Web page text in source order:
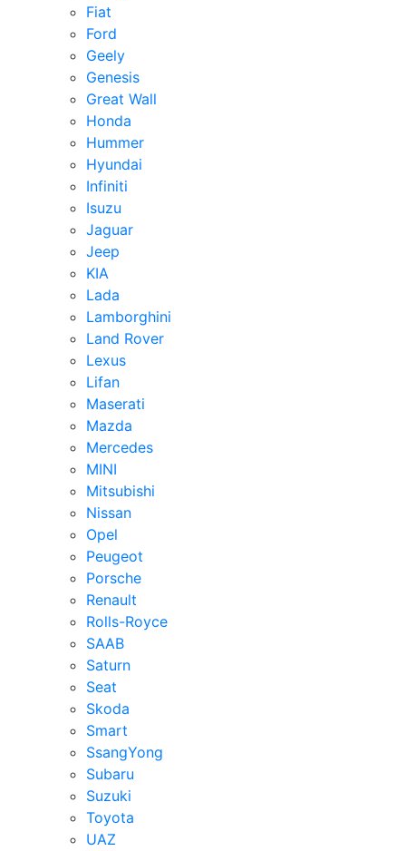
Fiat
Ford
Geely
Genesis
Great Wall
Honda
Hummer
Hyundai
Infiniti
Isuzu
Jaguar
Jeep
KIA
Lada
Lamborghini
Land Rover
Lexus
Lifan
Maserati
Mazda
Mercedes
MINI
Mitsubishi
Nissan
Opel
Peugeot
Porsche
Renault
Rolls-Royce
SAAB
Saturn
Seat
Skoda
Smart
SsangYong
Subaru
Suzuki
Toyota
UAZ